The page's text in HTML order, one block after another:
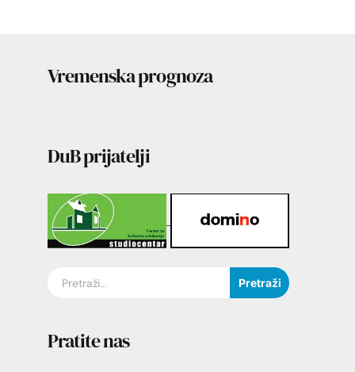
Vremenska prognoza
DuB prijatelji
Pretraži
Pratite nas